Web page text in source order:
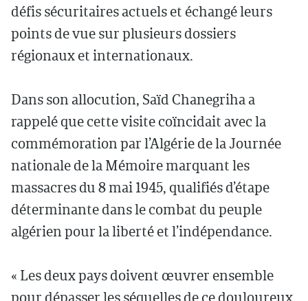
défis sécuritaires actuels et échangé leurs
points de vue sur plusieurs dossiers
régionaux et internationaux.
Dans son allocution, Saïd Chanegriha a
rappelé que cette visite coïncidait avec la
commémoration par l’Algérie de la Journée
nationale de la Mémoire marquant les
massacres du 8 mai 1945, qualifiés d’étape
déterminante dans le combat du peuple
algérien pour la liberté et l’indépendance.
« Les deux pays doivent œuvrer ensemble
pour dépasser les séquelles de ce douloureux